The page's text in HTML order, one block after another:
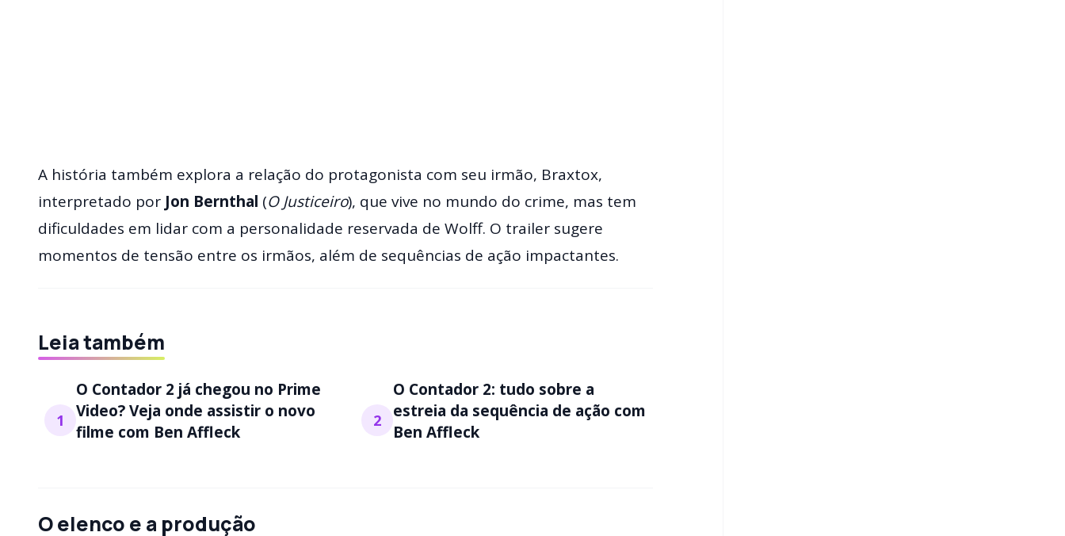
A história também explora a relação do protagonista com seu irmão, Braxtox,
interpretado por Jon Bernthal (O Justiceiro), que vive no mundo do crime, mas tem
dificuldades em lidar com a personalidade reservada de Wolff. O trailer sugere
momentos de tensão entre os irmãos, além de sequências de ação impactantes.
Leia também
1
O Contador 2 já chegou no Prime
Video? Veja onde assistir o novo
filme com Ben Affleck
2
O Contador 2: tudo sobre a
estreia da sequência de ação com
Ben Affleck
O elenco e a produção